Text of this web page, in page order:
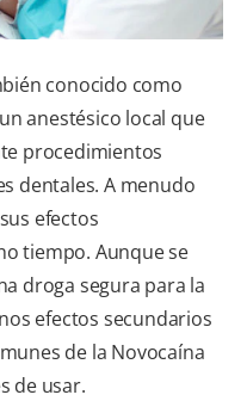
conocido como
anestésico local que
procedimientos
dentales. A menudo
efectos
tiempo. Aunque se
droga segura para la
efectos secundarios
de la Novocaína
de usar.